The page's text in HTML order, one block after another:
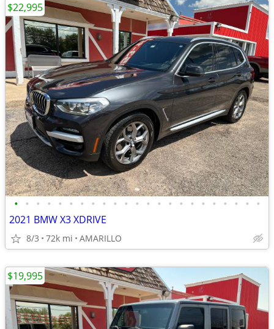
• • • • • • • • • • • • • • • • • • • • • • •
2021 BMW X3 XDRIVE
8/3 72k mi AMARILLO
$22,995
$19,995